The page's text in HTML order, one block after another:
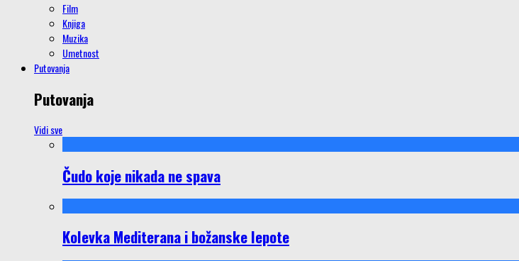
Film
Knjiga
Muzika
Umetnost
Putovanja
Putovanja
Vidi sve
Čudo koje nikada ne spava
Kolevka Mediterana i božanske lepote